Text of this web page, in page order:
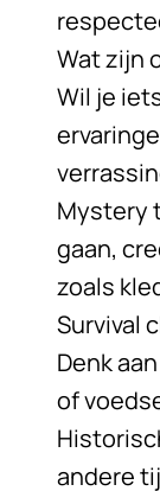
Wat zijn
Wil je
Mystery
gaan,
zoals
Survival
Denk
of
andere